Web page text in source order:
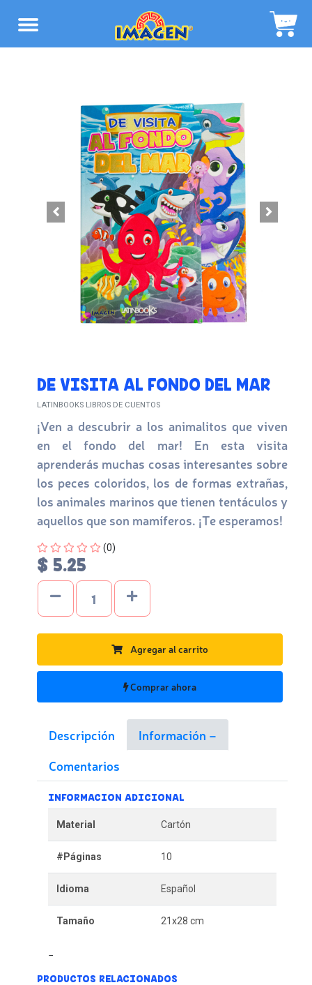
DE VISITA AL FONDO DEL MAR
LATINBOOKS LIBROS DE CUENTOS
¡Ven a descubrir a los animalitos que viven
en el fondo del mar! En esta visita
aprenderás muchas cosas interesantes sobre
los peces coloridos, los de formas extrañas,
los animales marinos que tienen tentáculos y
aquellos que son mamíferos. ¡Te esperamos!
Four out of Five Stars
(0)
$ 5.25
Agregar al carrito
Comprar ahora
Descripción
Información
Comentarios
INFORMACION ADICIONAL
Material Cartón
#Páginas 10
Idioma Español
Tamaño 21x28 cm
PRODUCTOS RELACIONADOS